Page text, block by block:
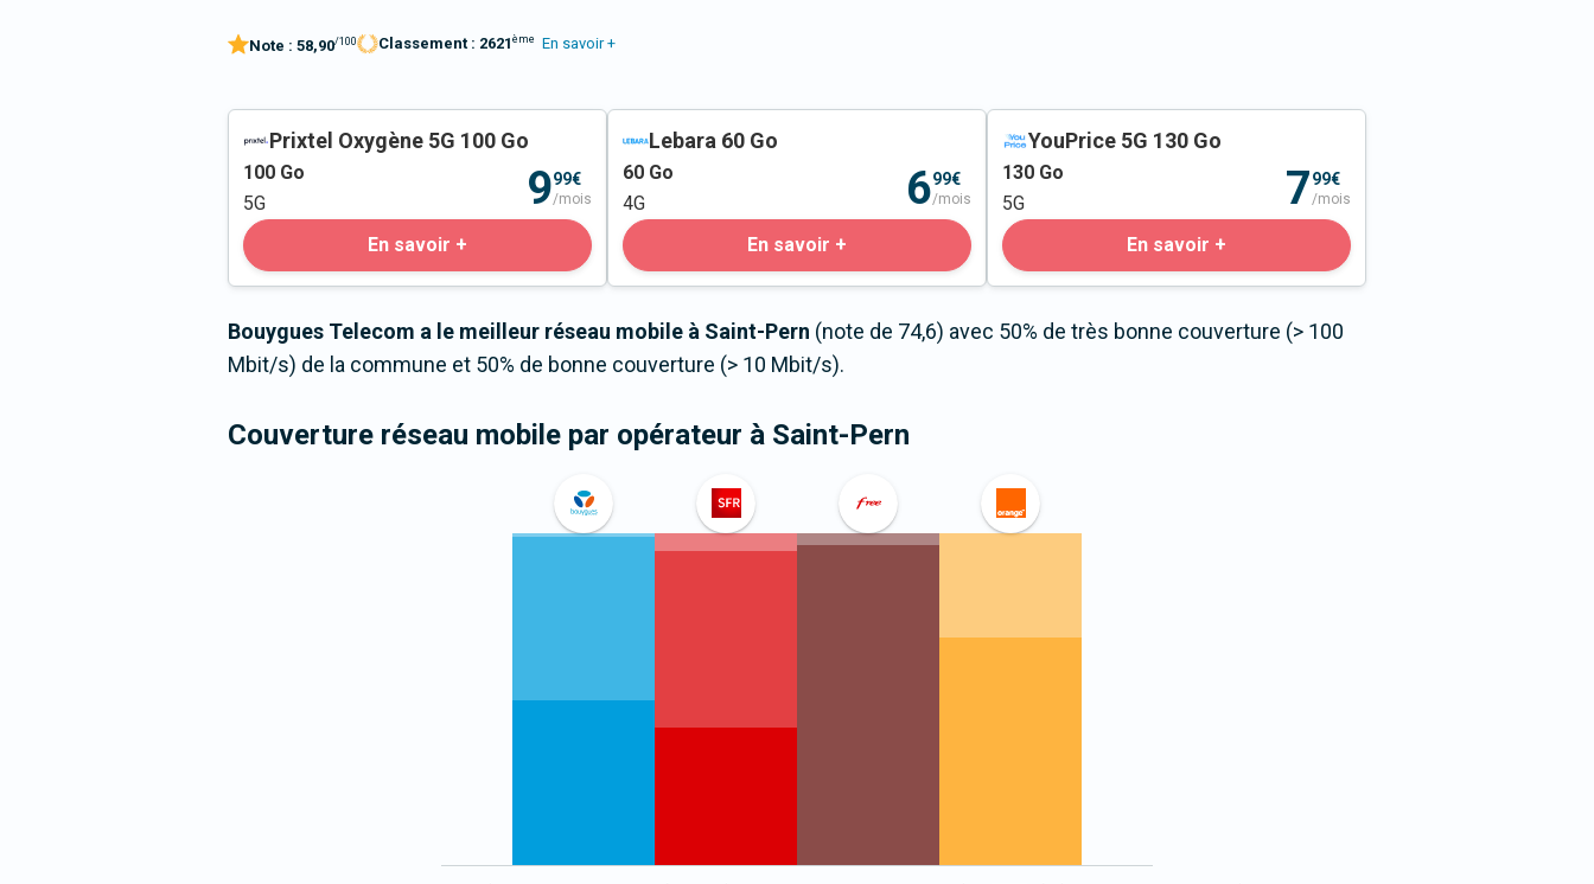
Note : 58,90/100 Classement : 2621 ème En savoir +
Prixtel Oxygène 5G 100 Go
100 Go
5G
999€
/mois
En savoir +
Lebara 60 Go
60 Go
4G
699€
/mois
En savoir +
YouPrice 5G 130 Go
130 Go
5G
799€
/mois
En savoir +
Bouygues Telecom a le meilleur réseau mobile à Saint-Pern (note de 74,6) avec 50% de très bonne couverture (> 100
Mbit/s) de la commune et 50% de bonne couverture (> 10 Mbit/s).
Couverture réseau mobile par opérateur à Saint-Pern